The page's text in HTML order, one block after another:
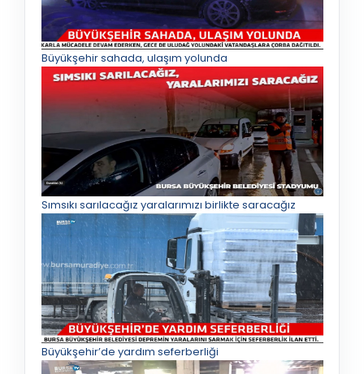
Büyükşehir sahada, ulaşım yolunda
Sımsıkı sarılacağız yaralarımızı birlikte saracağız
Büyükşehir’de yardım seferberliği